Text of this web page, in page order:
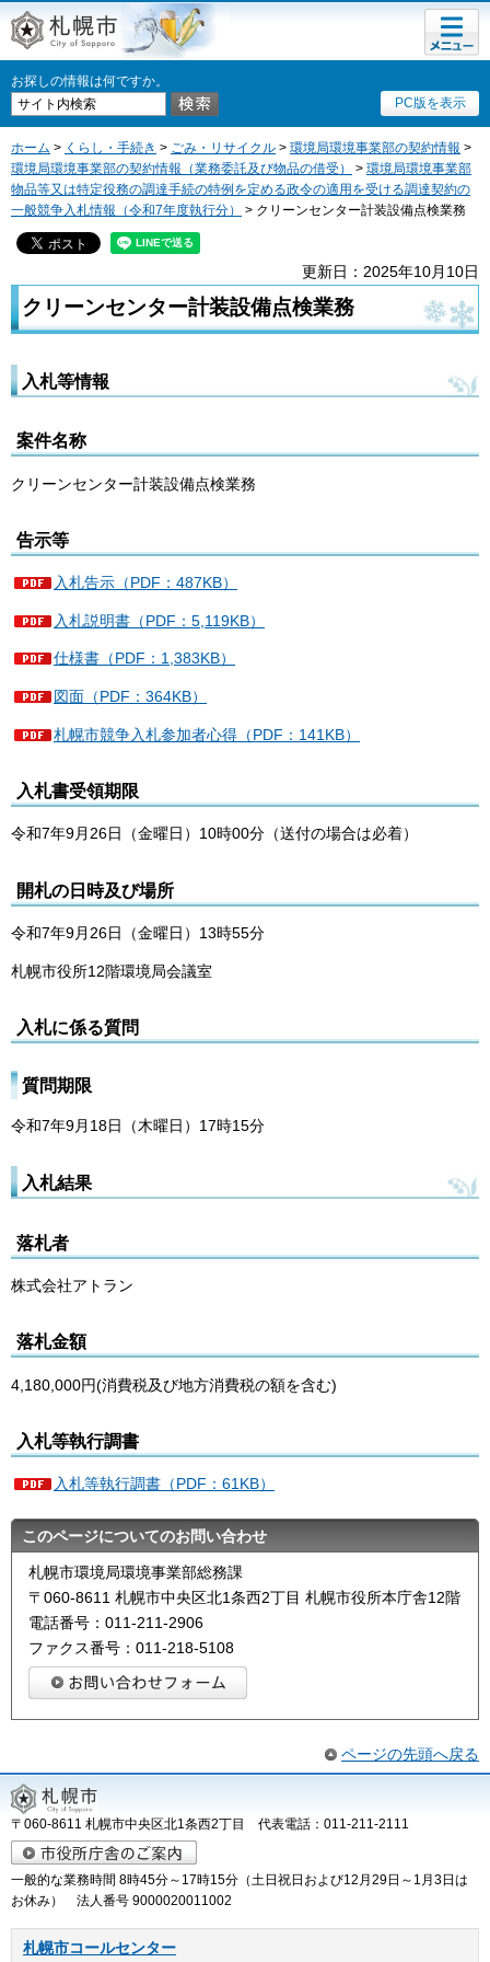
札幌市
お探しの情報は何ですか。
PC版を表示
メニュ
ー
ホーム > くらし・手続き > ごみ・リサイクル > 環境局環境事業部の契約情報 >
環境局環境事業部の契約情報（業務委託及び物品の借受）
> 環境局環境事業部
物品等又は特定役務の調達手続の特例を定める政令の適用を受ける調達契約の
一般競争入札情報（令和7年度執行分）
> クリーンセンター計装設備点検業務
更新日：2025年10月10日
クリーンセンター計装設備点検業務
入札等情報
案件名称
クリーンセンター計装設備点検業務
告示等
入札告示（PDF：487KB）
入札説明書（PDF：5,119KB）
仕様書（PDF：1,383KB）
図面（PDF：364KB）
札幌市競争入札参加者心得（PDF：141KB）
入札書受領期限
令和7年9月26日（金曜日）10時00分（送付の場合は必着）
開札の日時及び場所
令和7年9月26日（金曜日）13時55分
札幌市役所12階環境局会議室
入札に係る質問
質問期限
令和7年9月18日（木曜日）17時15分
入札結果
落札者
株式会社アトラン
落札金額
4,180,000円(消費税及び地方消費税の額を含む)
入札等執行調書
入札等執行調書（PDF：61KB）
このページについてのお問い合わせ
札幌市環境局環境事業部総務課
〒060-8611 札幌市中央区北1条西2丁目 札幌市役所本庁舎12階
電話番号：011-211-2906
ファクス番号：011-218-5108
ページの先頭へ戻る
〒060-8611 札幌市中央区北1条西2丁目 代表電話：011-211-2111
一般的な業務時間 8時45分～17時15分（土日祝日および12月29日～1月3日は
お休み） 法人番号 9000020011002
札幌市コールセンター